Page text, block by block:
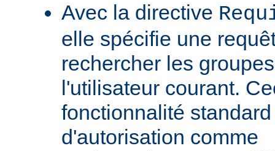
Avec la directive
elle spécifie une
rechercher les
l'utilisateur courant.
fonctionnalité
d'autorisation comme